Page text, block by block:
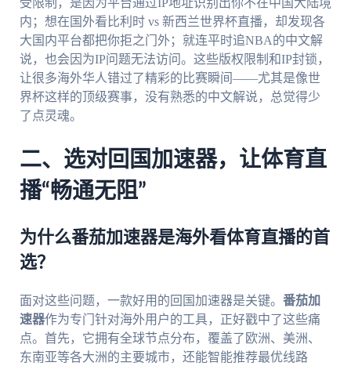
内；想在国外看比利时 vs 新西兰世界杯直播，却发现各
大国内平台都把你拒之门外；就连平时追NBA的中文解
说，也会因为IP问题无法访问。这些版权限制和IP封锁，
让很多海外华人错过了精彩的比赛瞬间——尤其是像世
界杯这样的顶级赛事，没有熟悉的中文解说，总觉得少
了点灵魂。
二、选对回国加速器，让体育直
播“畅通无阻”
为什么番茄加速器是海外看体育直播的首
选？
面对这些问题，一款好用的回国加速器是关键。 番茄加
速器作为专门针对海外用户的工具，正好戳中了这些痛
点。首先，它拥有全球节点分布，覆盖了欧洲、美洲、
东南亚等各大洲的主要城市，还能智能推荐最优线路